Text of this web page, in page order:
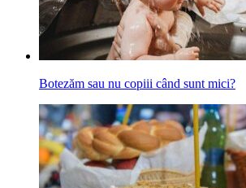
Botezăm sau nu copiii când sunt mici?